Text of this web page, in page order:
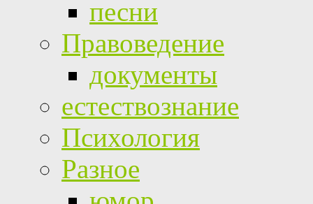
песни
Правоведение
документы
естествознание
Психология
Разное